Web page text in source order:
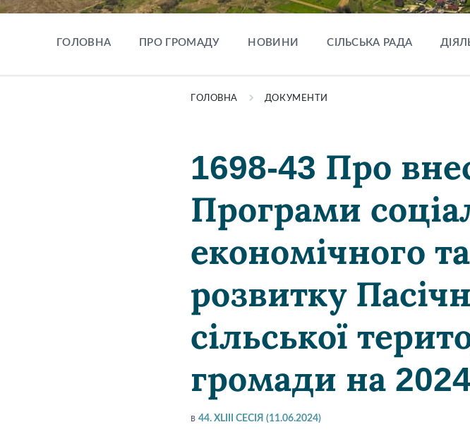
ГОЛОВНА ПРО ГРОМАДУ НОВИНИ СІЛЬСЬКА РАДА
ГОЛОВНА ДОКУМЕНТИ
1698-43 Про
Програми
економічного
розвитку
сільської
громади на
в44. XLIII СЕСІЯ (11.06.2024)